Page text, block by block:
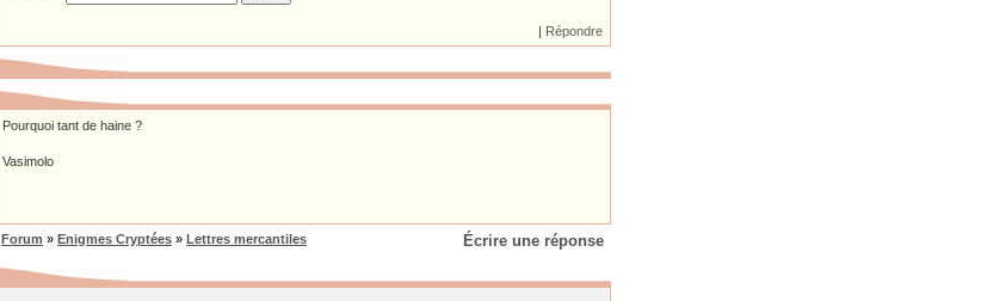
| Répondre
Pourquoi tant de haine ?
Vasimolo
Écrire une réponse
Forum » Enigmes Cryptées » Lettres mercantiles